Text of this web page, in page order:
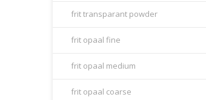
frit transparant powder
frit opaal fine
frit opaal medium
frit opaal coarse